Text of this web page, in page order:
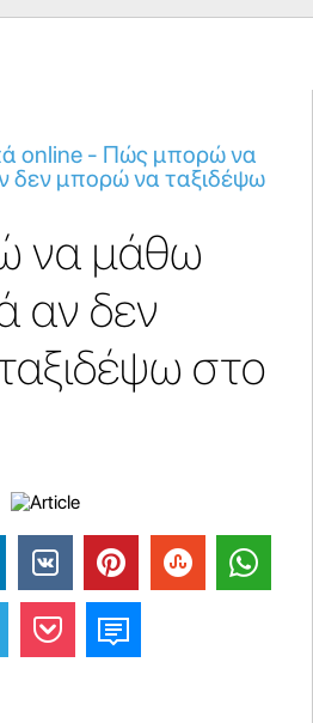
online - Πώς μπορώ να
δεν μπορώ να ταξιδέψω
να μάθω
αν δεν
στο